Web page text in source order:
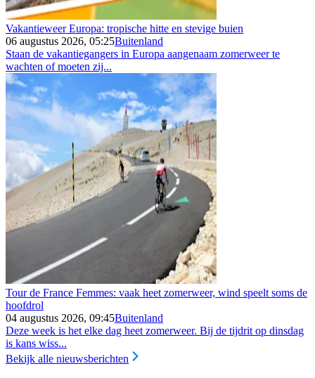
Vakantieweer Europa: tropische hitte en stevige buien
06 augustus 2026, 05:25Buitenland
Staan de vakantiegangers in Europa aangenaam zomerweer te
wachten of moeten zij...
Tour de France Femmes: vaak heet zomerweer, wind speelt soms de
hoofdrol
04 augustus 2026, 09:45Buitenland
Deze week is het elke dag heet zomerweer. Bij de tijdrit op dinsdag
is kans wiss...
Bekijk alle nieuwsberichten